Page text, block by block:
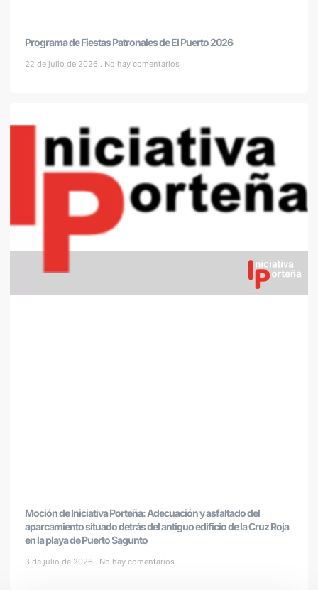
Programa de Fiestas Patronales de El Puerto 2026
22 de julio de 2026 No hay comentarios
Moción de Iniciativa Porteña: Adecuación y asfaltado del
aparcamiento situado detrás del antiguo edificio de la Cruz Roja
en la playa de Puerto Sagunto
3 de julio de 2026 No hay comentarios